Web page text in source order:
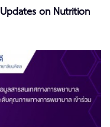
Updates on Nutrition